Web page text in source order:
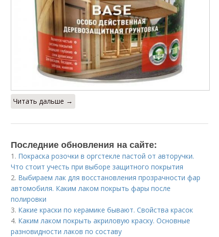
Читать дальше →
Последние обновления на сайте:
1. Покраска розочки в оргстекле пастой от авторучки.
Что стоит учесть при выборе защитного покрытия
2. Выбираем лак для восстановления прозрачности фар
автомобиля. Каким лаком покрыть фары после
полировки
3. Какие краски по керамике бывают. Свойства красок
4. Каким лаком покрыть акриловую краску. Основные
разновидности лаков по составу